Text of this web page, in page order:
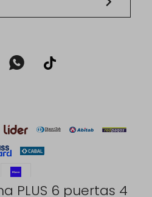
PLUS 6 puertas 4
